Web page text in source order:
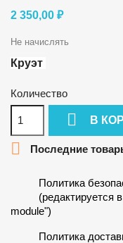
2 350,00 ₽
Не начислять
Круэт
Количество
 В
 Последние
Политика
(редактируется
module")
Политика